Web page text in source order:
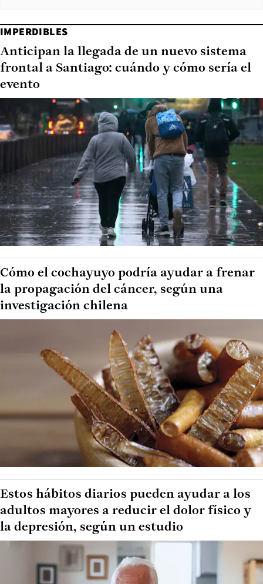
IMPERDIBLES
Anticipan la llegada de un nuevo sistema
frontal a Santiago: cuándo y cómo sería el
evento
Cómo el cochayuyo podría ayudar a frenar
la propagación del cáncer, según una
investigación chilena
Estos hábitos diarios pueden ayudar a los
adultos mayores a reducir el dolor físico y
la depresión, según un estudio